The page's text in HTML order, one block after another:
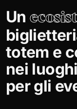
Un
totem e
nei
per gli